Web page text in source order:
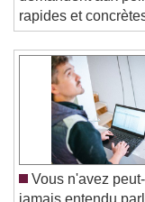
demandent aux
rapides et
Vous n'avez